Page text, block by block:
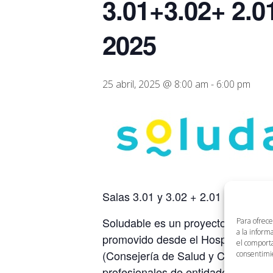
Para
a la
el
3.01+3.02+
2025
25 abril, 2025 @ 8:00 am - 6:00 pm
Salas 3.01 y 3.02 + 2.01 de Link
Soludable es un proyecto de
promovido desde el Hospital
(Consejería de Salud y